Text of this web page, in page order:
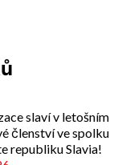
slaví v letošním
členství ve spolku
republiku Slavia!